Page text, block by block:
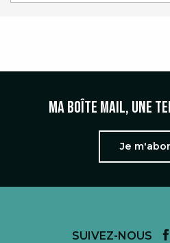
Ma boîte mail, une
Je
SUIVEZ-NOUS